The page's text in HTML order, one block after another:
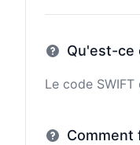
Qu'est-ce
Le code
Comment